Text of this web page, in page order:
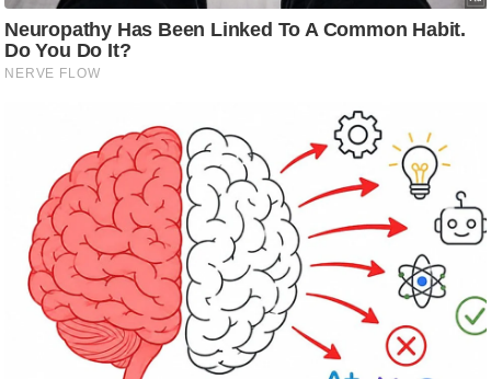
स्खे
प
र्य
फि
ट
ने
स